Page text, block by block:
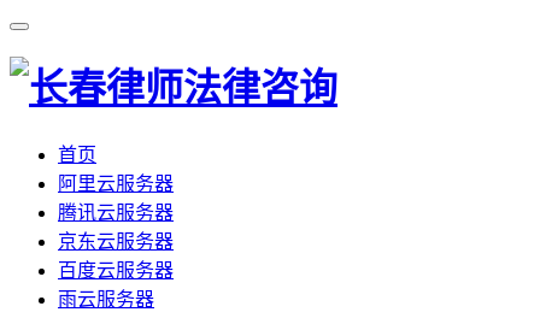
首页
阿里云服务器
腾讯云服务器
京东云服务器
百度云服务器
雨云服务器